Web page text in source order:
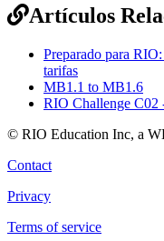
Artículos
Preparado para
tarifas
MB1.1 to MB1.6
RIO Challenge C02
© RIO Education Inc, a
Contact
Privacy
Terms of service